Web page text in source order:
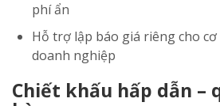
phí ẩn
Hỗ trợ lập báo giá riêng cho
doanh nghiệp
Chiết khấu hấp dẫn –